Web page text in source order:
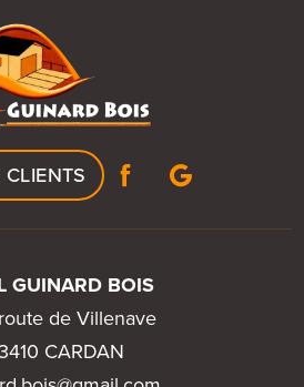
GUINARD BOIS
de Villenave
CARDAN